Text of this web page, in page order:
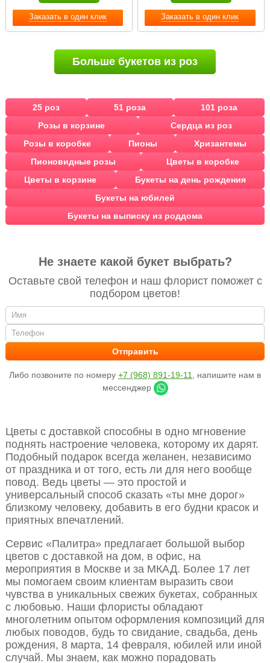
Заказать в один клик Заказать в один клик
Больше букетов из роз
25 роз 51 роза
101 роза
Розы в корзине
Сердца из роз
Розы в коробке
Пионы
Хризантемы
Пионовидные розы
Цветы в коробке
Цветы в корзине
Букеты на день рождения
Букеты на юбилей
Букеты на выписку из роддома
Не знаете какой букет выбрать?
Оставьте свой телефон и наш флорист поможет с
подбором цветов!
Либо позвоните по номеру +7 (968) 891-19-11
, напишите нам в
мессенджер
Цветы с доставкой способны в одно мгновение
поднять настроение человека, которому их дарят.
Подобный подарок всегда желанен, независимо
от праздника и от того, есть ли для него вообще
повод. Ведь цветы — это простой и
универсальный способ сказать «ты мне дорог»
близкому человеку, добавить в его будни красок и
приятных впечатлений.
Сервис «Палитра» предлагает большой выбор
цветов с доставкой на дом, в офис, на
мероприятия в Москве и за МКАД. Более 17 лет
мы помогаем своим клиентам выразить свои
чувства в уникальных свежих букетах, собранных
с любовью. Наши флористы обладают
многолетним опытом оформления композиций для
любых поводов, будь то свидание, свадьба, день
рождения, 8 марта, 14 февраля, юбилей или иной
случай. Мы знаем, как можно порадовать